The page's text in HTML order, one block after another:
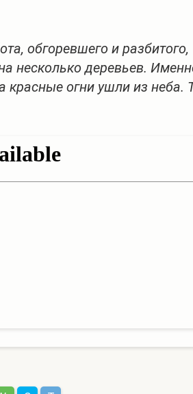
обгоревшего и разбитого,
несколько деревьев.
огни ушли из неба.